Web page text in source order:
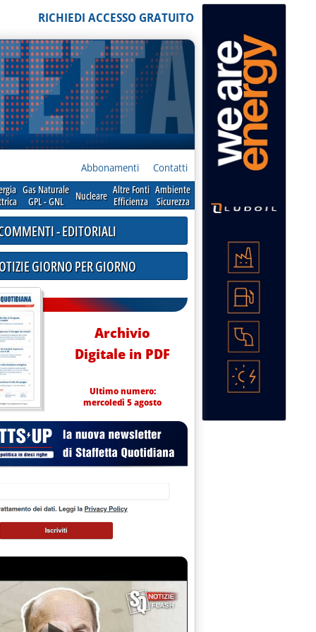
RICHIEDI ACCESSO GRATUITO
Abbonamenti Contatti
Gas Naturale
GPL - GNL
Nucleare Altre Fonti
Efficienza
Ambiente
Sicurezza
- EDITORIALI
GIORNO PER GIORNO
Archivio
Digitale in PDF
Ultimo numero:
mercoledì 5 agosto